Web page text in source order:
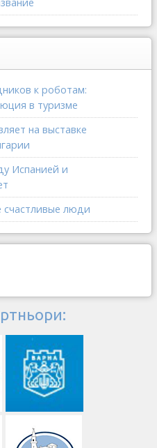
к роботам:
в туризме
на выставке
Испанией и
люди